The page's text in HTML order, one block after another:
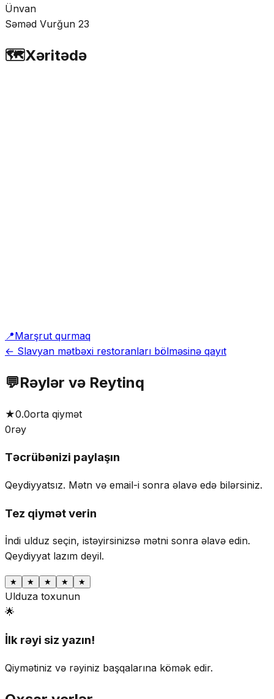
Ünvan
Səməd Vurğun 23
🗺️Xəritədə
📍Marşrut qurmaq
← Slavyan mətbəxi restoranları bölməsinə qayıt
💬Rəylər və Reytinq
★0.0orta qiymət
0rəy
Təcrübənizi paylaşın
Qeydiyyatsız. Mətn və email-i sonra əlavə edə bilərsiniz.
Tez qiymət verin
İndi ulduz seçin, istəyirsinizsə mətni sonra əlavə edin.
Qeydiyyat lazım deyil.
★ ★ ★ ★ ★
Ulduza toxunun
🌟
İlk rəyi siz yazın!
Qiymətiniz və rəyiniz başqalarına kömək edir.